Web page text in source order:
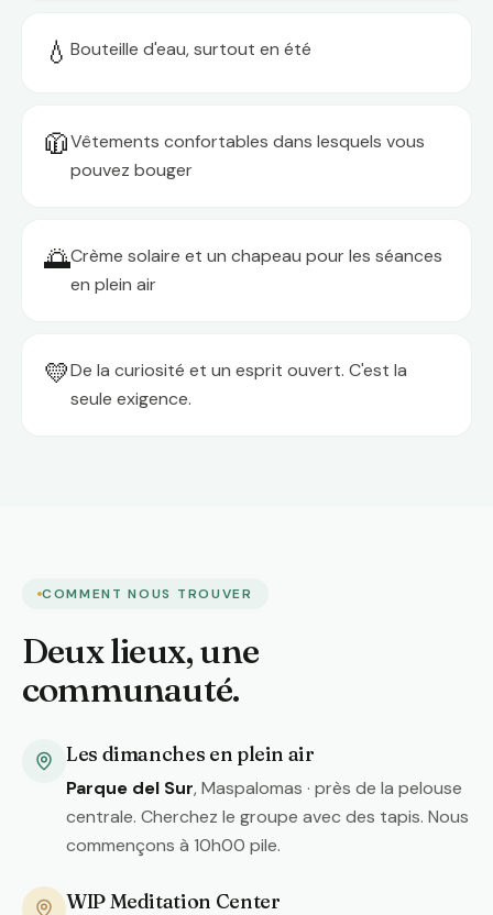
💧 Bouteille d'eau, surtout en été
🧥Vêtements confortables dans lesquels vous
pouvez bouger
🌅Crème solaire et un chapeau pour les séances
en plein air
💛De la curiosité et un esprit ouvert. C'est la
seule exigence.
COMMENT NOUS TROUVER
Deux lieux, une
communauté.
Les dimanches en plein air
Parque del Sur, Maspalomas · près de la pelouse
centrale. Cherchez le groupe avec des tapis. Nous
commençons à 10h00 pile.
WIP Meditation Center